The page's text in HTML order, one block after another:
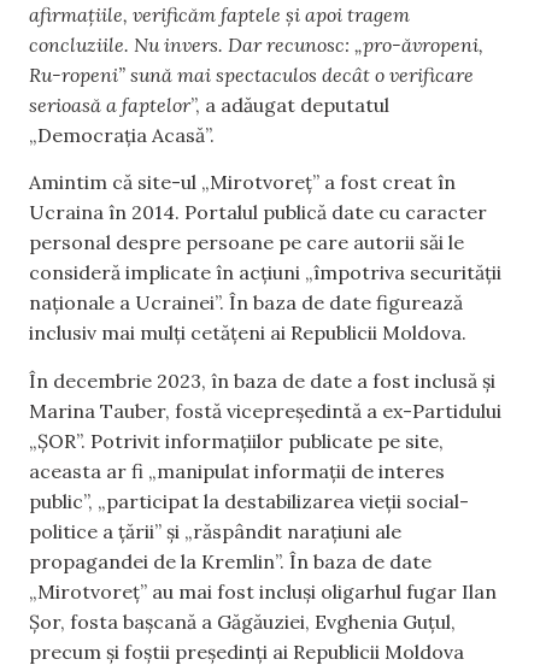
afirmațiile, verificăm faptele și apoi tragem
concluziile. Nu invers. Dar recunosc: „pro-ăvropeni,
Ru-ropeni” sună mai spectaculos decât o verificare
serioasă a faptelor”, a adăugat deputatul
„Democrația Acasă”.
Amintim că site-ul „Mirotvoreț” a fost creat în
Ucraina în 2014. Portalul publică date cu caracter
personal despre persoane pe care autorii săi le
consideră implicate în acțiuni „împotriva securității
naționale a Ucrainei”. În baza de date figurează
inclusiv mai mulți cetățeni ai Republicii Moldova.
În decembrie 2023, în baza de date a fost inclusă și
Marina Tauber, fostă vicepreședintă a ex-Partidului
„ȘOR”. Potrivit informațiilor publicate pe site,
aceasta ar fi „manipulat informații de interes
public”, „participat la destabilizarea vieții social-
politice a țării” și „răspândit narațiuni ale
propagandei de la Kremlin”. În baza de date
„Mirotvoreț” au mai fost incluși oligarhul fugar Ilan
Șor, fosta bașcană a Găgăuziei, Evghenia Guțul,
precum și foștii președinți ai Republicii Moldova